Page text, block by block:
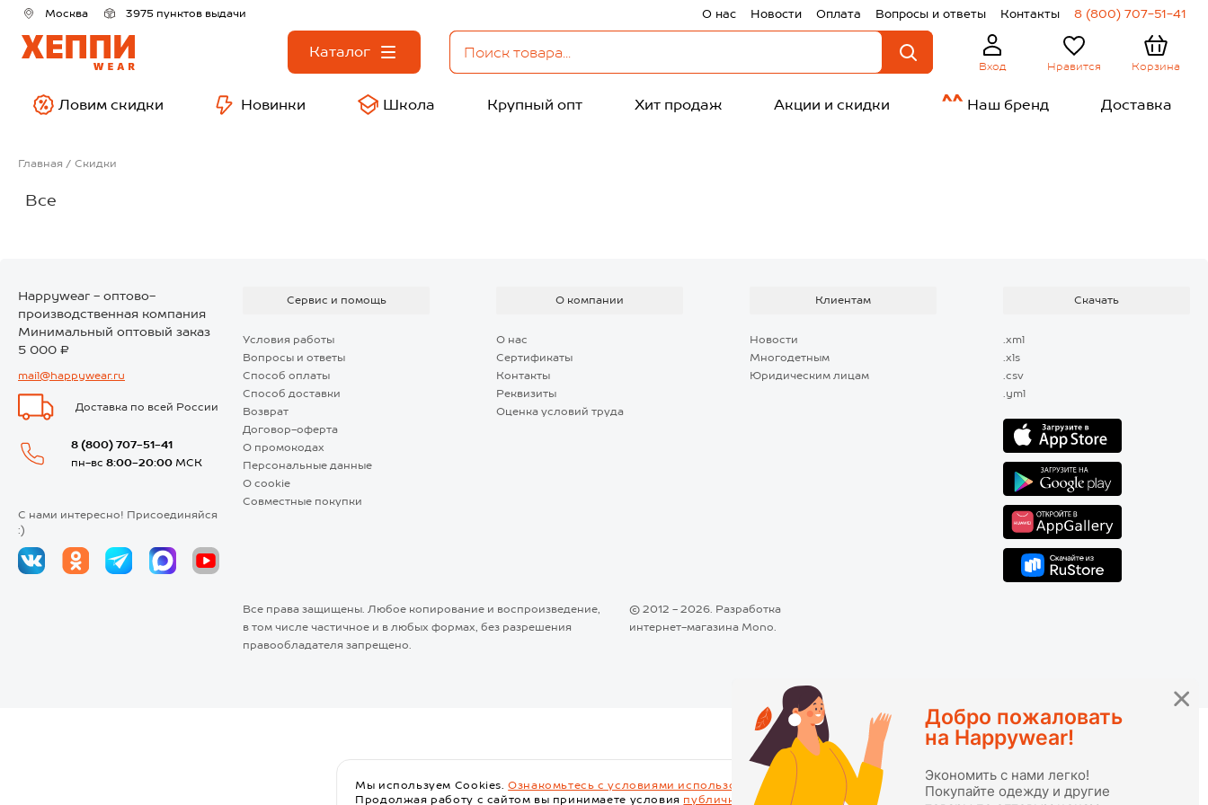
Москва 3975 пунктов выдачи О нас Новости Оплата Вопросы и ответы Контакты 8 (800) 707-51-41
Каталог
Вход Нравится Корзина
Ловим скидки Новинки Школа Крупный опт Хит продаж Акции и скидки Наш бренд Доставка
Главная Скидки
Все
Мы используем Cookies.Ознакомьтесь с условиями использования Cookies
Продолжая работу с сайтом вы принимаете условия публичной оферты
Happywear - оптово-
производственная компания
Минимальный оптовый заказ
5 000 ₽
mail@happywear.ru
Доставка по всей России
8 (800) 707-51-41
пн-вс 8:00-20:00 МСК
С нами интересно! Присоединяйся
:)
Сервис и помощь
Условия работы
Вопросы и ответы
Способ оплаты
Способ доставки
Возврат
Договор-оферта
О промокодах
Персональные данные
О cookie
Совместные покупки
О компании
О нас
Сертификаты
Контакты
Реквизиты
Оценка условий труда
Клиентам
Новости
Многодетным
Юридическим лицам
Скачать
.xml
.xls
.csv
.yml
Все права защищены. Любое копирование и воспроизведение,
в том числе частичное и в любых формах, без разрешения
правообладателя запрещено.
© 2012 - 2026. Разработка
интернет-магазина Mono.
Добро пожаловать
на Happywear!
Экономить с нами легко!
Покупайте одежду и другие